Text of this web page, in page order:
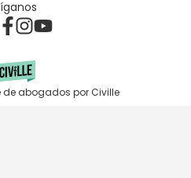
de abogados por Civille